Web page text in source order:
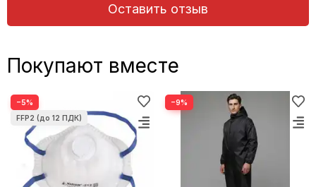
Оставить отзыв
Покупают вместе
−5% −9%